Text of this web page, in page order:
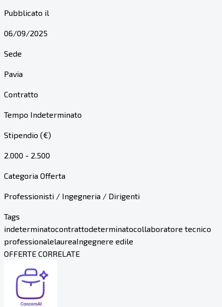
Pubblicato il
06/09/2025
Sede
Pavia
Contratto
Tempo Indeterminato
Stipendio (€)
2.000 - 2.500
Categoria Offerta
Professionisti / Ingegneria / Dirigenti
Tags
indeterminatocontrattodeterminatocollaboratore tecnico
professionalelaureaIngegnere edile
OFFERTE CORRELATE